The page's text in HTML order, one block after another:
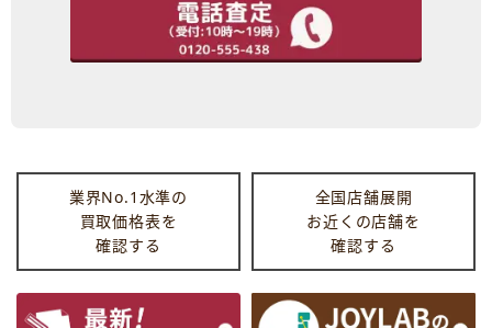
業界No.1水準の
買取価格表を
確認する
全国店舗展開
お近くの店舗を
確認する